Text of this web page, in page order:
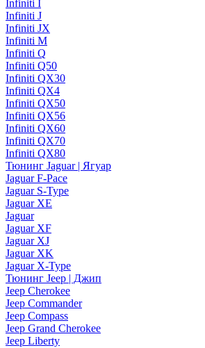
Infiniti I
Infiniti J
Infiniti JX
Infiniti M
Infiniti Q
Infiniti Q50
Infiniti QX30
Infiniti QX4
Infiniti QX50
Infiniti QX56
Infiniti QX60
Infiniti QX70
Infiniti QX80
Тюнинг Jaguar | Ягуар
Jaguar F-Pace
Jaguar S-Type
Jaguar XE
Jaguar
Jaguar XF
Jaguar XJ
Jaguar XK
Jaguar X-Type
Тюнинг Jeep | Джип
Jeep Cherokee
Jeep Commander
Jeep Compass
Jeep Grand Cherokee
Jeep Liberty